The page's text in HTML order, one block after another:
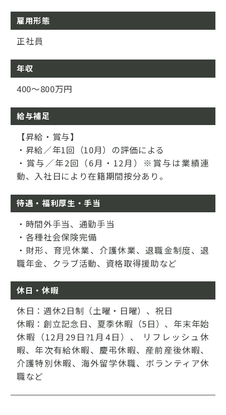
雇用形態
正社員
年収
400～800万円
給与補足
【昇給・賞与】
・昇給／年1回（10月）の評価による
・賞与／年2回（6月・12月）※賞与は業績連
動、入社日により在籍期間按分あり。
待遇・福利厚生・手当
・時間外手当、通勤手当
・各種社会保険完備
・財形、育児休業、介護休業、退職金制度、退
職年金、クラブ活動、資格取得援助など
休日・休暇
休日：週休2日制（土曜・日曜）、祝日
休暇：創立記念日、夏季休暇（5日）、年末年始
休暇（12月29日?1月4日）、 リフレッシュ休
暇、年次有給休暇、慶弔休暇、産前産後休暇、
介護特別休暇、海外留学休職、ボランティア休
職など